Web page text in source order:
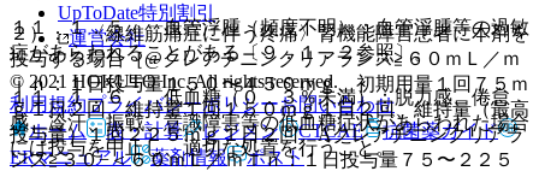
１１．１．５． 血管浮腫（頻度不明）：血管浮腫等の過敏
症があらわれることがある〔９．１．２参照〕。
１１．１．６． 低血糖（０．３％未満）：脱力感、倦怠
感、冷汗、振戦、意識障害等の低血糖症状があらわれた場合
には投与を中止し、適切な処置を行うこと。
２）． 〈線維筋痛症に伴う疼痛〉腎機能障害患者に本剤を
投与する場合［@クレアチニンクリアランス≧６０ｍＬ／ｍ
ｉｎ：１日投与量１５０〜４５０ｍｇ、初期用量１回７５ｍ
ｇ１日２回、維持量１回１５０ｍｇ１日２回、維持量（最高
投与量）１回２２５ｍｇ１日２回、Aクレアチニンクリアラ
ンス≧３０−＜６０ｍＬ／ｍｉｎ：１日投与量７５〜２２５
UpToDate特別割引
運営会社
© 2021 HOKUTO Inc. All rights reserved.
利用規約プライバシーポリシーお問い合わせ
ホーム
表・計算 レジメン CTCAE
抗菌薬ガイド
ERマニュアル
薬剤情報 ポスト